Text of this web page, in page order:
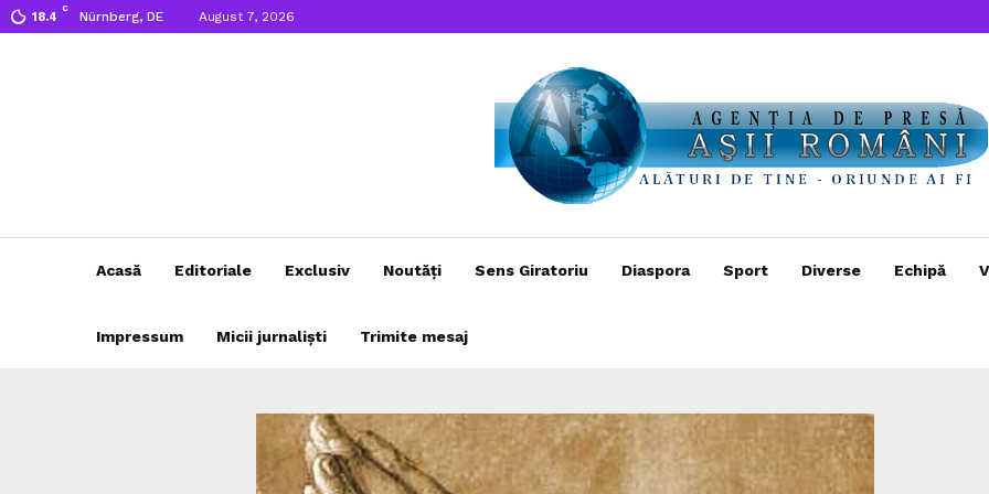
18.4
C
Nürnberg, DE August 7, 2026
Acasă Editoriale Exclusiv Noutăți Sens Giratoriu Diaspora Sport Diverse Echipă
Impressum Micii jurnaliști Trimite mesaj